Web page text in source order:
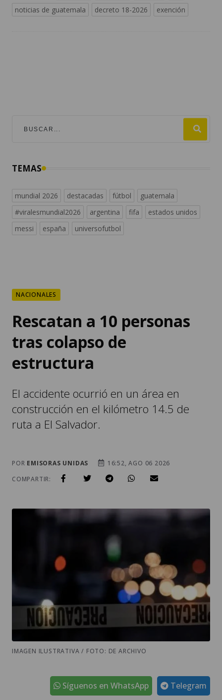
noticias de guatemala
decreto 18-2026 exención
mundial 2026
messi
españa universofutbol
Rescatan a 10 personas
tras colapso de
estructura
El accidente ocurrió en un área en
ruta a El Salvador.
IMAGEN ILUSTRATIVA / FOTO: DE ARCHIVO
Síguenos en WhatsApp
Al menos 10 personas resultaron heridas
accidente laboralocurrido en horas